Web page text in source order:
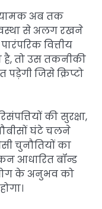
अब तक
से अलग रखने
वित्तीय
तो उस तकनीकी
जिसे क्रिप्टो
की सुरक्षा,
घंटे चलने
चुनौतियों का
आधारित बॉन्ड
के अनुभव को